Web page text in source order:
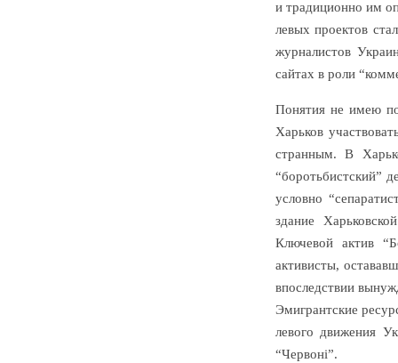
и традиционно им
левых проектов
журналистов
сайтах в роли
Понятия не имею
Харьков
странным. В
“боротьбистский”
условно
здание
Ключевой актив
активисты,
впоследствии
Эмигрантские
левого движения
“Червоні”.